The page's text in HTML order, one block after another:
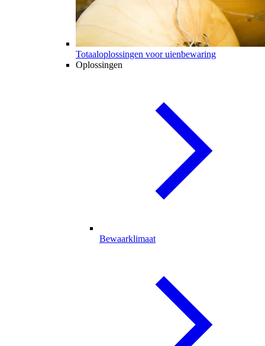
Totaaloplossingen voor uienbewaring
Oplossingen
Bewaarklimaat